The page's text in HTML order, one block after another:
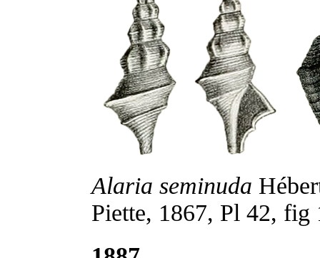
Alaria seminuda
Piette, 1867, Pl 42, fig